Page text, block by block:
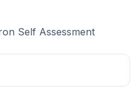
Self Assessment